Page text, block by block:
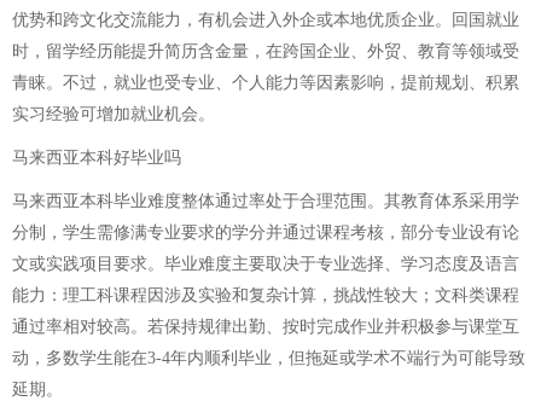
优势和跨文化交流能力，有机会进入外企或本地优质企业。回国就业
时，留学经历能提升简历含金量，在跨国企业、外贸、教育等领域受
青睐。不过，就业也受专业、个人能力等因素影响，提前规划、积累
实习经验可增加就业机会。
马来西亚本科好毕业吗
马来西亚本科毕业难度整体通过率处于合理范围。其教育体系采用学
分制，学生需修满专业要求的学分并通过课程考核，部分专业设有论
文或实践项目要求。毕业难度主要取决于专业选择、学习态度及语言
能力：理工科课程因涉及实验和复杂计算，挑战性较大；文科类课程
通过率相对较高。若保持规律出勤、按时完成作业并积极参与课堂互
动，多数学生能在3-4年内顺利毕业，但拖延或学术不端行为可能导致
延期。